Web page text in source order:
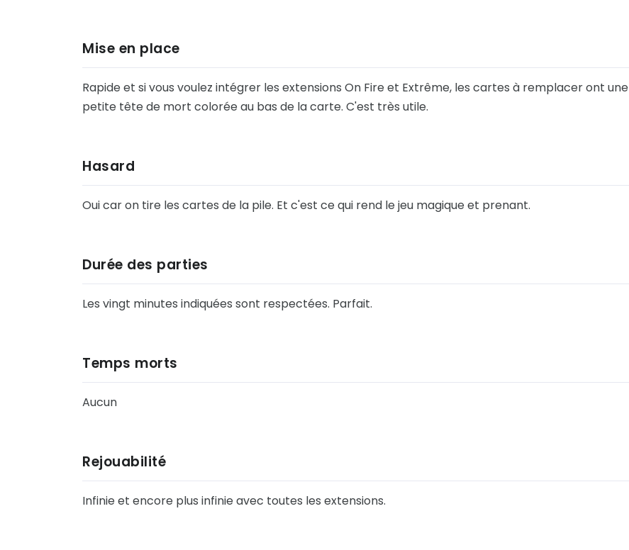
Mise en place
Rapide et si vous voulez intégrer les extensions On Fire et Extrême, les cartes à remplacer ont une
petite tête de mort colorée au bas de la carte. C'est très utile.
Hasard
Oui car on tire les cartes de la pile. Et c'est ce qui rend le jeu magique et prenant.
Durée des parties
Les vingt minutes indiquées sont respectées. Parfait.
Temps morts
Aucun
Rejouabilité
Infinie et encore plus infinie avec toutes les extensions.